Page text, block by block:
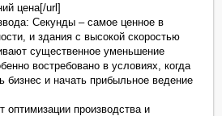
цена[/url]
Секунды – самое ценное в
и здания с высокой скоростью
существенное уменьшение
востребовано в условиях, когда
бизнес и начать прибыльное ведение
производства и